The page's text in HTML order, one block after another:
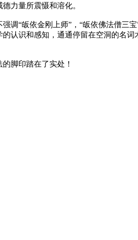
力量所震慑和溶化。
调“皈依金刚上师”，“皈依佛法僧三
认识和感知，通通停留在空洞的名
脚印踏在了实处！